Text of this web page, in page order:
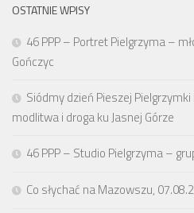
OSTATNIE WPISY
46 PPP – Portret Pielgrzyma –
Gończyc
Siódmy dzień Pieszej
modlitwa i droga ku Jasnej Górze
46 PPP – Studio Pielgrzyma –
Co słychać na Mazowszu,